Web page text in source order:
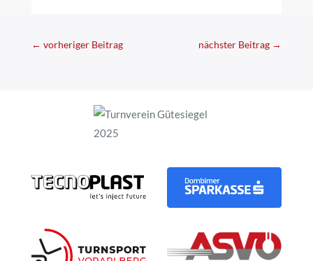
← vorheriger Beitrag nächster Beitrag →